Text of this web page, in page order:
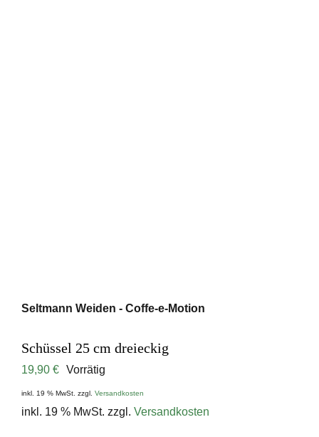
Seltmann Weiden - Coffe-e-Motion
Schüssel 25 cm dreieckig
19,90 € Vorrätig
inkl. 19 % MwSt. zzgl. Versandkosten
inkl. 19 % MwSt. zzgl. Versandkosten